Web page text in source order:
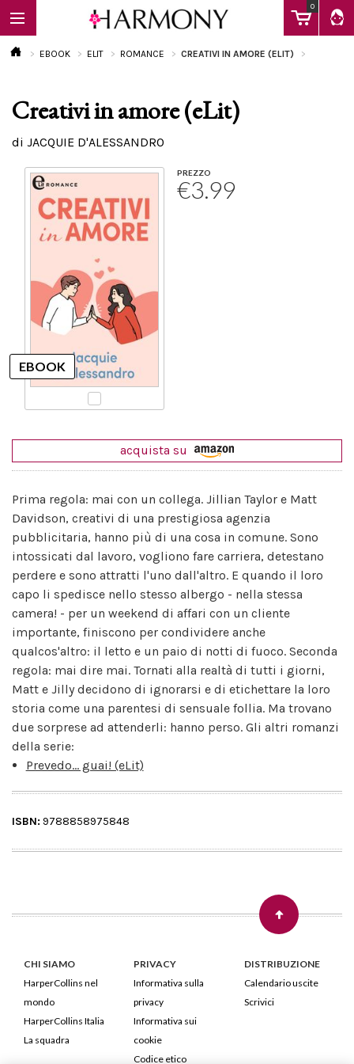
0
EBOOK
Calendario
EBOOK ELIT ROMANCE CREATIVI IN AMORE (ELIT)
Creativi in amore (eLit)
di JACQUIE D'ALESSANDRO
PREZZO
€3.99
acquista su
Prima regola: mai con un collega. Jillian Taylor e Matt
Davidson, creativi di una prestigiosa agenzia
pubblicitaria, hanno più di una cosa in comune. Sono
intossicati dal lavoro, vogliono fare carriera, detestano
perdere e sono attratti l'uno dall'altro. E quando il loro
capo li spedisce nello stesso albergo - nella stessa
camera! - per un weekend di affari con un cliente
importante, finiscono per condividere anche
qualcos'altro: il letto e un paio di notti di fuoco. Seconda
regola: mai dire mai. Tornati alla realtà di tutti i giorni,
Matt e Jilly decidono di ignorarsi e di etichettare la loro
storia come una parentesi di sensuale follia. Ma trovano
due sorprese ad attenderli: hanno perso. Gli altri romanzi
della serie:
Prevedo... guai! (eLit)
ISBN: 9788858975848
CHI SIAMO
HarperCollins nel
mondo
HarperCollins Italia
La squadra
PRIVACY
Informativa sulla
privacy
Informativa sui
cookie
Codice etico
DISTRIBUZIONE
Calendario uscite
Scrivici